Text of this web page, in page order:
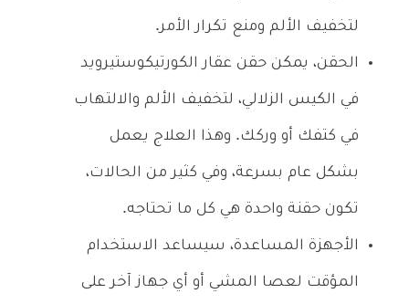
لتخفيف الألم ومنع تكرار الأمر.
الحقن، يمكن حقن عقار الكورتيكوستيرويد
في الكيس الزلالي، لتخفيف الألم والالتهاب
في كتفك أو وركك. وهذا العلاج يعمل
بشكل عام بسرعة، وفي كثير من الحالات،
تكون حقنة واحدة هي كل ما تحتاجه.
الأجهزة المساعدة، سيساعد الاستخدام
المؤقت لعصا المشي أو أي جهاز آخر على